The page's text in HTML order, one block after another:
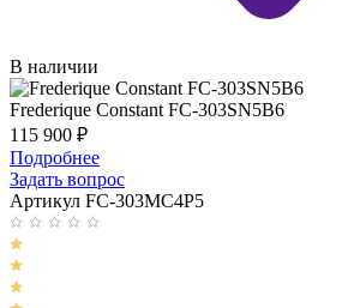
В наличии
Frederique Constant FC-303SN5B6
115 900 ₽
Подробнее
Задать вопрос
Артикул FC-303MC4P5